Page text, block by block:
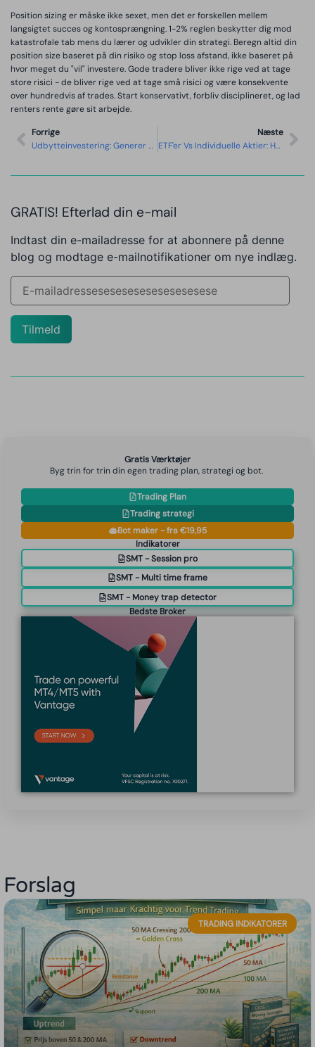
Position sizing er måske ikke sexet, men det er forskellen mellem
langsigtet succes og kontosprængning. 1-2% reglen beskytter dig mod
katastrofale tab mens du lærer og udvikler din strategi. Beregn altid din
position size baseret på din risiko og stop loss afstand, ikke baseret på
hvor meget du "vil" investere. Gode tradere bliver ikke rige ved at tage
store risici - de bliver rige ved at tage små risici og være konsekvente
over hundredvis af trades. Start konservativt, forbliv disciplineret, og lad
renters rente gøre sit arbejde.
Forrige
Udbytteinvestering: Generer Passiv Indkomst Fra Aktier
Næste
ETF'er Vs Individuelle Aktier: Hvad Passer Bedst Til Dig?
GRATIS! Efterlad din e-mail
Indtast din e-mailadresse for at abonnere på denne
blog og modtage e-mailnotifikationer om nye indlæg.
Tilmeld
Gratis Værktøjer
Byg trin for trin din egen trading plan, strategi og bot.
Trading Plan
Trading strategi
Bot maker - fra €19,95
Indikatorer
SMT - Session pro
SMT - Multi time frame
SMT - Money trap detector
Bedste Broker
Forslag
TRADING INDIKATORER